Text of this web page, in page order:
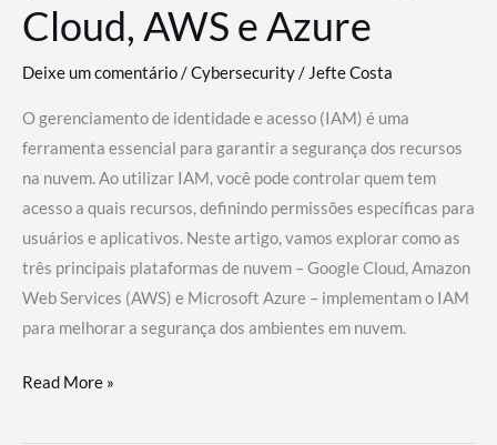
Cloud, AWS e Azure
Deixe um comentário/Cybersecurity/ Jefte Costa
O gerenciamento de identidade e acesso (IAM) é uma
ferramenta essencial para garantir a segurança dos recursos
na nuvem. Ao utilizar IAM, você pode controlar quem tem
acesso a quais recursos, definindo permissões específicas para
usuários e aplicativos. Neste artigo, vamos explorar como as
três principais plataformas de nuvem – Google Cloud, Amazon
Web Services (AWS) e Microsoft Azure – implementam o IAM
para melhorar a segurança dos ambientes em nuvem.
Gerenciamento
Read More »